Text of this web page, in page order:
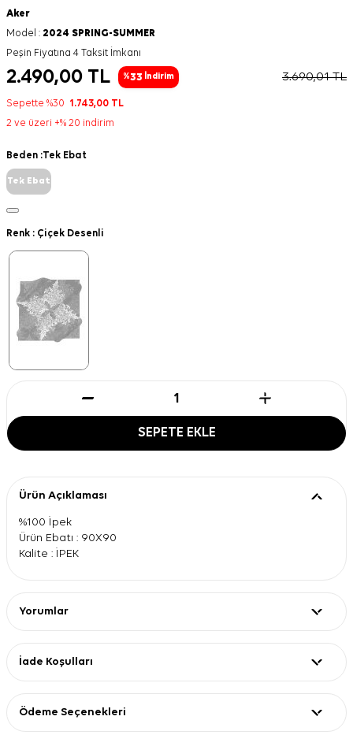
Aker
Model : 2024 SPRING-SUMMER
Peşin Fiyatına 4 Taksit İmkanı
2.490,00 TL %33 İndirim 3.690,01TL
Sepette %30 1.743,00 TL
2 ve üzeri +% 20 indirim
Beden :Tek Ebat
Tek Ebat
Renk : Çiçek Desenli
SEPETE EKLE
Ürün Açıklaması
%100 İpek
Ürün Ebatı : 90X90
Kalite : İPEK
Yorumlar
İade Koşulları
Ödeme Seçenekleri